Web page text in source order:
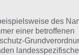
Englisch
zur Hawaii-
des
einer betroffenen